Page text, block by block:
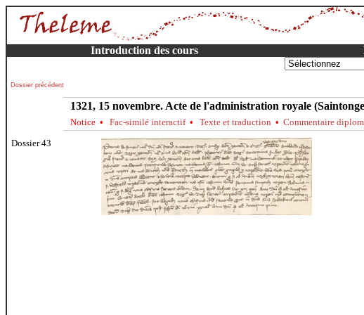
Introduction des cours
Dossier précédent
1321, 15 novembre. Acte de l'administration royale
Notice • Fac-similé interactif • Texte et traduction • Commentaire
Dossier 43